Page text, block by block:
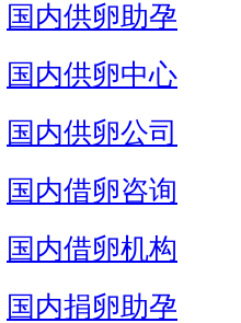
国内供卵助孕
国内供卵中心
国内供卵公司
国内借卵咨询
国内借卵机构
国内捐卵助孕